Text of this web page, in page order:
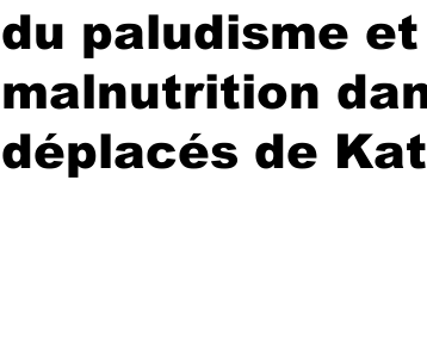
du paludisme
malnutrition
déplacés de